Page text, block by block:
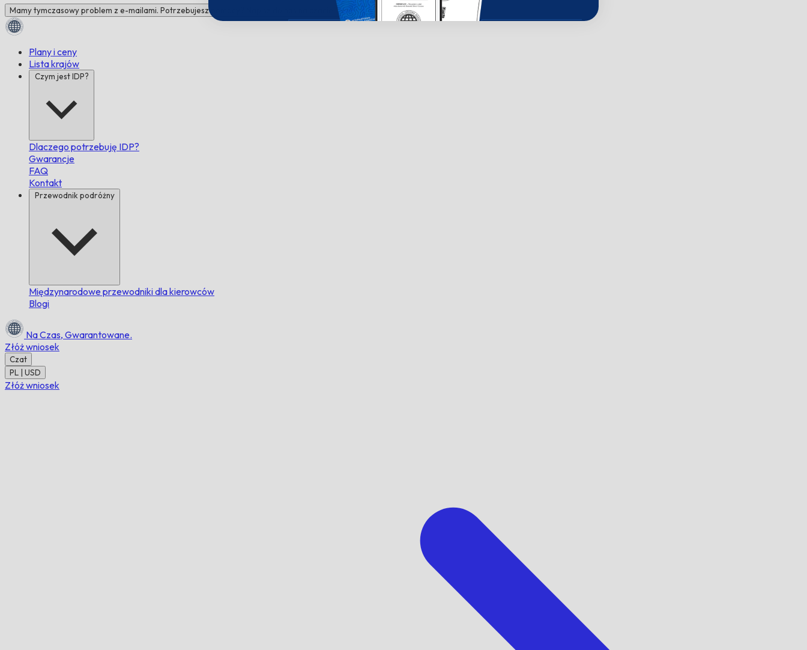
Mamy tymczasowy problem z e-mailami. Potrzebujesz pomocy? Napisz do nas na czacie!
Plany i ceny
Lista krajów
Czym jest IDP?
Dlaczego potrzebuję IDP?
Gwarancje
FAQ
Kontakt
Przewodnik podróżny
Międzynarodowe przewodniki dla kierowców
Blogi
Na Czas, Gwarantowane.
Złóż wniosek
Czat
PL | USD
Złóż wniosek